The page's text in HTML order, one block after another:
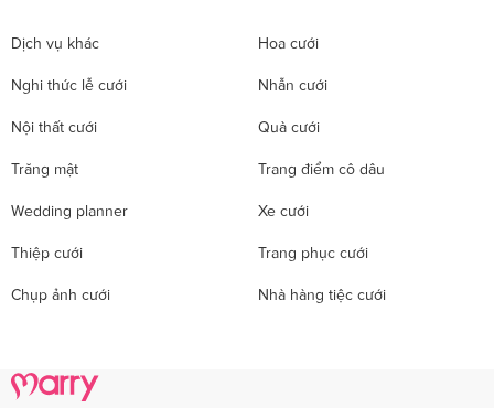
Dịch vụ khác Hoa cưới
Nghi thức lễ cưới Nhẫn cưới
Nội thất cưới Quà cưới
Trăng mật Trang điểm cô dâu
Wedding planner Xe cưới
Thiệp cưới Trang phục cưới
Chụp ảnh cưới Nhà hàng tiệc cưới